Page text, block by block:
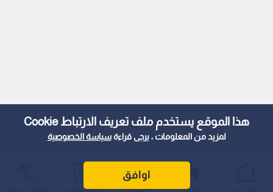
هذا الموقع يستخدم ملف تعريف الارتباط Cookie
لمزيد من المعلومات ، يرجى قراءةسياسة الخصوصية
اوافق